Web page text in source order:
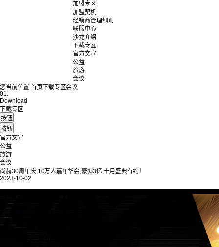
加盟专区
加盟契机
经销商管理细则
联服中心
沙龙介绍
下载专区
官方文宣
公益
旅游
会议
您当前位置:首页 下载专区会议
01.
Download
下载专区
官方文宣
公益
旅游
会议
尚赫30周年庆,10万人嘉年华会,豪掷3亿,十月盛典有约！
2023-10-02